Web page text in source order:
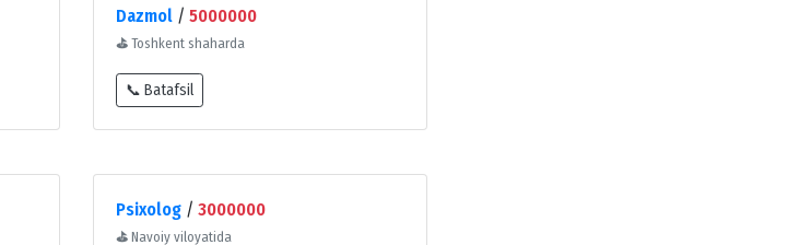
Dazmol / 5000000
⛳ Toshkent shaharda
📞 Batafsil
Psixolog / 3000000
⛳ Navoiy viloyatida